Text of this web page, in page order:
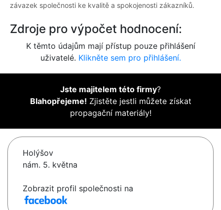
závazek společnosti ke kvalitě a spokojenosti zákazníků.
Zdroje pro výpočet hodnocení:
K těmto údajům mají přístup pouze přihlášení
uživatelé. Klikněte sem pro přihlášení.
Jste majitelem této firmy?
Blahopřejeme! Zjistěte jestli můžete získat
propagační materiály!
Holýšov
nám. 5. května
Zobrazit profil společnosti na